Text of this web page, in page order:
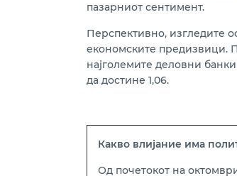
пазарниот сентимент.
Перспективно, изгледите
економските предизвици.
најголемите деловни
да достине 1,06.
Какво влијание има
Од почетокот на